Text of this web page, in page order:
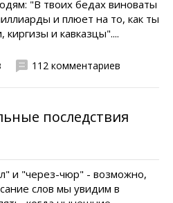
"В твоих бедах виноваты
и плюет на то, как ты
и кавказцы"....
112 комментариев
последствия
и "через-чюр" - возможно,
слов мы увидим в